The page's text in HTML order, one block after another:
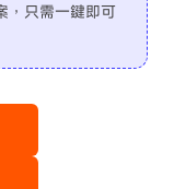
，只需一鍵即可